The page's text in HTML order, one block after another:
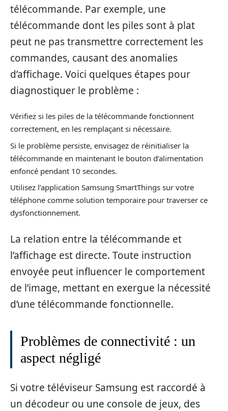
télécommande. Par exemple, une
télécommande dont les piles sont à plat
peut ne pas transmettre correctement les
commandes, causant des anomalies
d’affichage. Voici quelques étapes pour
diagnostiquer le problème :
Vérifiez si les piles de la télécommande fonctionnent
correctement, en les remplaçant si nécessaire.
Si le problème persiste, envisagez de réinitialiser la
télécommande en maintenant le bouton d’alimentation
enfoncé pendant 10 secondes.
Utilisez l’application Samsung SmartThings sur votre
téléphone comme solution temporaire pour traverser ce
dysfonctionnement.
La relation entre la télécommande et
l’affichage est directe. Toute instruction
envoyée peut influencer le comportement
de l’image, mettant en exergue la nécessité
d’une télécommande fonctionnelle.
Problèmes de connectivité : un
aspect négligé
Si votre téléviseur Samsung est raccordé à
un décodeur ou une console de jeux, des